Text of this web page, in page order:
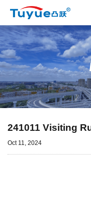
241011 Visiting
Oct 11, 2024